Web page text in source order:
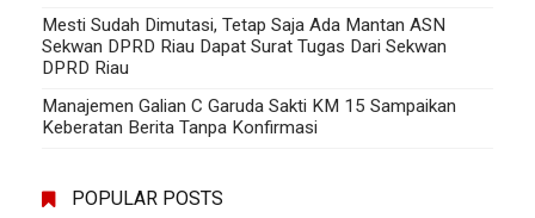
Mesti Sudah Dimutasi, Tetap Saja Ada Mantan ASN
Sekwan DPRD Riau Dapat Surat Tugas Dari Sekwan
DPRD Riau
Manajemen Galian C Garuda Sakti KM 15 Sampaikan
Keberatan Berita Tanpa Konfirmasi
POPULAR POSTS